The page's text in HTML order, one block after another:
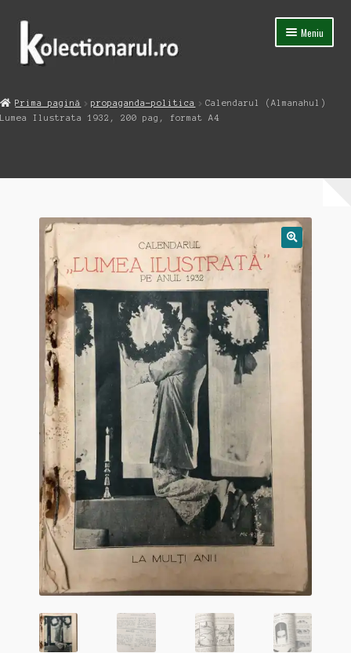
Sari
navigare
Sari
conținut
Meniu
Magazin
Contact
Prima pagină propaganda-politica
Calendarul (Almanahul)
Lumea Ilustrata 1932, 200 pag, format A4